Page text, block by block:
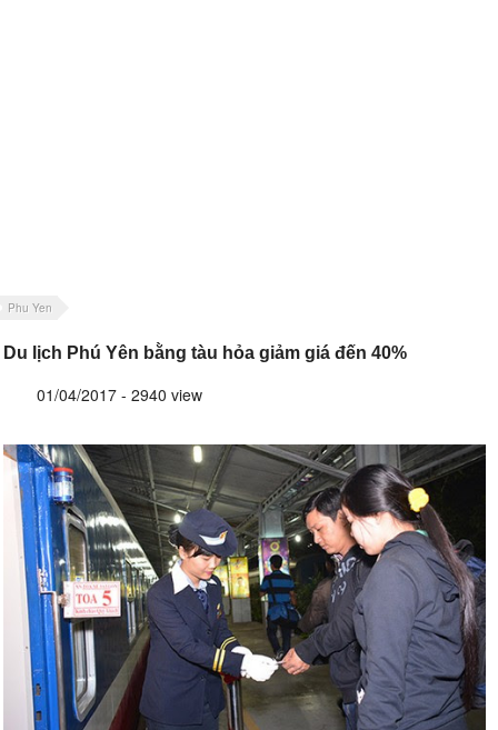
Phu Yen
Du lịch Phú Yên bằng tàu hỏa giảm giá đến 40%
01/04/2017 - 2940 view